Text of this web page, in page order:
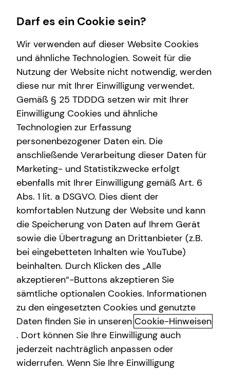
Wissenswertes
Über tecis
Über mich
Service
Kundenportal
Schadenabwicklung
Finanzberatung
Videoberatung
Spezialisten-Netzwerk
Investment
Kapitalanlage Immobilien
Altersvorsorge
Arbeitskraftabsicherung
Michael Neumann
Seniorberater
E-Mail Anruf
michael.neumann@tecis.de
Anger 61
99084 Erfurt
+49 (151) 28969772
Geschäftszeiten
Darf es ein Cookie sein?
Wir verwenden auf dieser Website Cookies
und ähnliche Technologien. Soweit für die
Nutzung der Website nicht notwendig, werden
diese nur mit Ihrer Einwilligung verwendet.
Gemäß § 25 TDDDG setzen wir mit Ihrer
Einwilligung Cookies und ähnliche
Technologien zur Erfassung
personenbezogener Daten ein. Die
anschließende Verarbeitung dieser Daten für
Marketing- und Statistikzwecke erfolgt
ebenfalls mit Ihrer Einwilligung gemäß Art. 6
Abs. 1 lit. a DSGVO. Dies dient der
komfortablen Nutzung der Website und kann
die Speicherung von Daten auf Ihrem Gerät
sowie die Übertragung an Drittanbieter (z.B.
bei eingebetteten Inhalten wie YouTube)
beinhalten. Durch Klicken des „Alle
akzeptieren“-Buttons akzeptieren Sie
sämtliche optionalen Cookies. Informationen
zu den eingesetzten Cookies und genutzte
Daten finden Sie in unseren Cookie-Hinweisen
. Dort können Sie Ihre Einwilligung auch
jederzeit nachträglich anpassen oder
widerrufen. Wenn Sie Ihre Einwilligung